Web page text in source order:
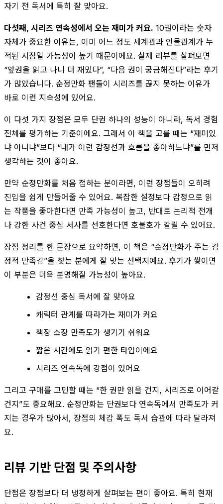
자기 전 독서에 특히 잘 맞아요.
다섯째, 시리즈 연속성에서 오는 재미가 커요. 10권이라는 숫자
자체가 중요한 이유는, 이미 어느 정도 세계관과 인물관계가 누
적된 시점일 가능성이 높기 때문이에요. 실제 리뷰를 살펴보면
“앞권을 읽고 나니 더 재밌다”, “다음 권이 궁금해진다”라는 후기
가 많았습니다. 순정만화 팬들이 시리즈를 끊지 못하는 이유가
바로 이런 지속성에 있어요.
이 다섯 가지 장점은 모두 단권 하나의 성능이 아니라, 독서 경험
전체를 평가하는 기준이에요. 그래서 이 책을 고를 때는 “재미있
냐 아니냐”보다 “내가 이런 감정선과 흐름을 좋아하느냐”를 먼저
생각하는 것이 좋아요.
만약 순정만화를 처음 접하는 분이라면, 이런 장점들이 오히려
진입을 쉽게 만들어줄 수 있어요. 복잡한 설정보다 감정으로 읽
는 작품을 좋아한다면 만족 가능성이 높고, 반대로 논리적 전개
나 강한 사건 중심 서사를 선호한다면 호불호가 갈릴 수 있어요.
장점 정리를 한 문장으로 요약하면, 이 책은 “순정만화가 주는 감
정적 만족감”을 찾는 분에게 잘 맞는 선택지예요. 후기가 쌓이면
이 부분은 더욱 분명해질 가능성이 높아요.
감정선 중심 독서에 잘 맞아요
캐릭터 관계를 따라가는 재미가 커요
책장 소장 만족도가 생기기 쉬워요
짧은 시간에도 읽기 편한 타입이에요
시리즈 연속독에 강점이 있어요
그리고 구매를 고민할 때는 “한 권만 읽을 건지, 시리즈로 이어갈
건지”도 중요해요. 순정만화는 단권보다 연속독에서 만족도가 커
지는 경우가 많아서, 장점의 체감 폭도 독서 습관에 따라 달라져
요.
리뷰 기반 단점 및 주의사항
단점은 장점보다 더 냉정하게 살펴보는 편이 좋아요. 특히 현재